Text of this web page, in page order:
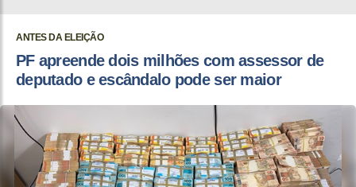
ANTES DA ELEIÇÃO
PF apreende dois milhões com assessor de
deputado e escândalo pode ser maior